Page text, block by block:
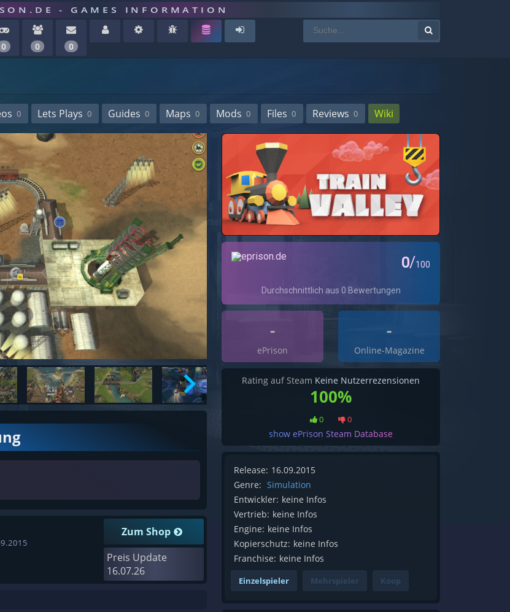
- GAMES INFORMATION
0 0 0
0 Lets Plays 0 Guides 0 Maps 0 Mods 0 Files 0 Reviews 0 Wiki
Zum Shop
Preis Update
16.07.26
-
ePrison
-
Online-Magazine
Rating auf Steam Keine Nutzerrezensionen
100%
0 0
show ePrison Steam Database
Release: 16.09.2015
Genre: Simulation
Entwickler: keine Infos
Vertrieb: keine Infos
Engine: keine Infos
Kopierschutz: keine Infos
Franchise: keine Infos
Einzelspieler Mehrspieler Koop